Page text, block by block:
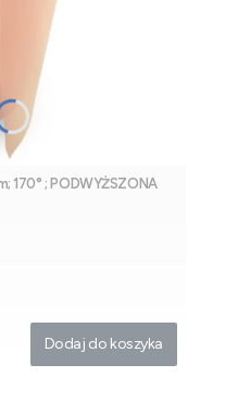
170° ; PODWYŻSZONA
Dodaj do koszyka